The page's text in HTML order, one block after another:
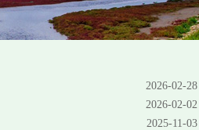
2026-02-28
2026-02-02
2025-11-03